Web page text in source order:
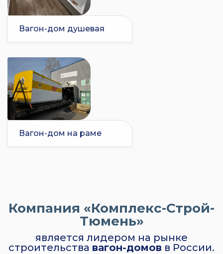
Вагон-дом душевая
Вагон-дом на раме
Компания «Комплекс-Строй-
Тюмень»
является лидером на рынке
строительства вагон-домов в России.